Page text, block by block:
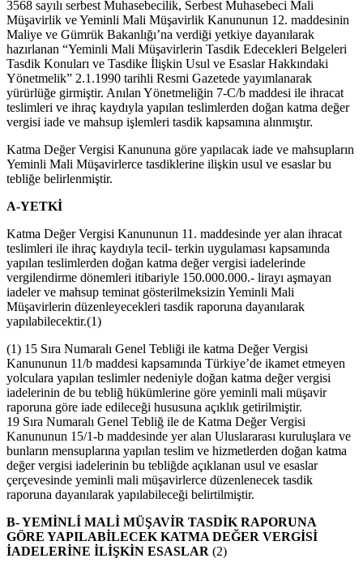
3568 sayılı serbest Muhasebecilik, Serbest Muhasebeci Mali
Müşavirlik ve Yeminli Mali Müşavirlik Kanununun 12. maddesinin
Maliye ve Gümrük Bakanlığı’na verdiği yetkiye dayanılarak
hazırlanan “Yeminli Mali Müşavirlerin Tasdik Edecekleri Belgeleri
Tasdik Konuları ve Tasdike İlişkin Usul ve Esaslar Hakkındaki
Yönetmelik” 2.1.1990 tarihli Resmi Gazetede yayımlanarak
yürürlüğe girmiştir. Anılan Yönetmeliğin 7-C/b maddesi ile ihracat
teslimleri ve ihraç kaydıyla yapılan teslimlerden doğan katma değer
vergisi iade ve mahsup işlemleri tasdik kapsamına alınmıştır.
Katma Değer Vergisi Kanununa göre yapılacak iade ve mahsupların
Yeminli Mali Müşavirlerce tasdiklerine ilişkin usul ve esaslar bu
tebliğe belirlenmiştir.
A-YETKİ
Katma Değer Vergisi Kanununun 11. maddesinde yer alan ihracat
teslimleri ile ihraç kaydıyla tecil- terkin uygulaması kapsamında
yapılan teslimlerden doğan katma değer vergisi iadelerinde
vergilendirme dönemleri itibariyle 150.000.000.- lirayı aşmayan
iadeler ve mahsup teminat gösterilmeksizin Yeminli Mali
Müşavirlerin düzenleyecekleri tasdik raporuna dayanılarak
yapılabilecektir.(1)
(1) 15 Sıra Numaralı Genel Tebliği ile katma Değer Vergisi
Kanununun 11/b maddesi kapsamında Türkiye’de ikamet etmeyen
yolculara yapılan teslimler nedeniyle doğan katma değer vergisi
iadelerinin de bu tebliğ hükümlerine göre yeminli mali müşavir
raporuna göre iade edileceği hususuna açıklık getirilmiştir.
19 Sıra Numaralı Genel Tebliğ ile de Katma Değer Vergisi
Kanununun 15/1-b maddesinde yer alan Uluslararası kuruluşlara ve
bunların mensuplarına yapılan teslim ve hizmetlerden doğan katma
değer vergisi iadelerinin bu tebliğde açıklanan usul ve esaslar
çerçevesinde yeminli mali müşavirlerce düzenlenecek tasdik
raporuna dayanılarak yapılabileceği belirtilmiştir.
B- YEMİNLİ MALİ MÜŞAVİR TASDİK RAPORUNA
GÖRE YAPILABİLECEK KATMA DEĞER VERGİSİ
İADELERİNE İLİŞKİN ESASLAR (2)